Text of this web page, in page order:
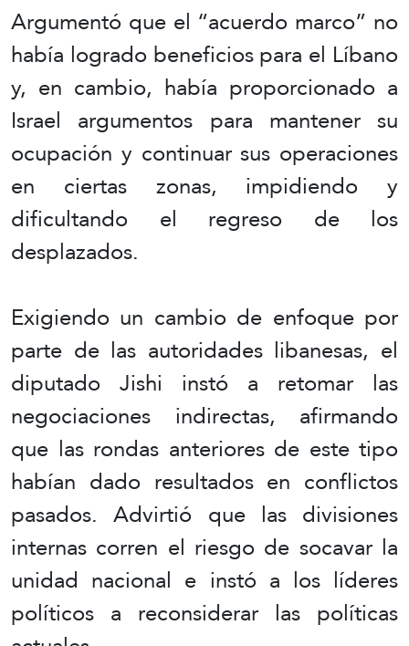
Argumentó que el “acuerdo marco” no
había logrado beneficios para el Líbano
y, en cambio, había proporcionado a
Israel argumentos para mantener su
ocupación y continuar sus operaciones
en ciertas zonas, impidiendo y
dificultando el regreso de los
desplazados.
Exigiendo un cambio de enfoque por
parte de las autoridades libanesas, el
diputado Jishi instó a retomar las
negociaciones indirectas, afirmando
que las rondas anteriores de este tipo
habían dado resultados en conflictos
pasados. Advirtió que las divisiones
internas corren el riesgo de socavar la
unidad nacional e instó a los líderes
políticos a reconsiderar las políticas